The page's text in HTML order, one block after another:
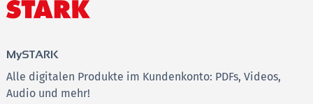
MySTARK
Alle digitalen Produkte im Kundenkonto: PDFs, Videos,
Audio und mehr!